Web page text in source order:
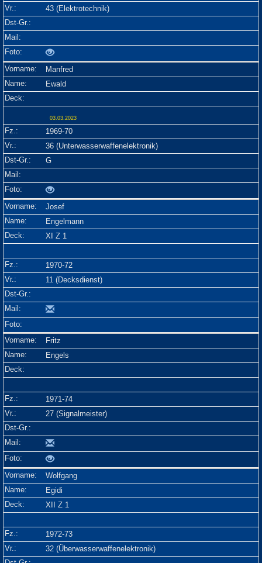
43 (Elektrotechnik)
Manfred
Ewald
03.03.2023
1969-70
36 (Unterwasserwaffenelektronik)
G
Josef
Engelmann
XI Z 1
1970-72
11 (Decksdienst)
Fritz
Engels
1971-74
27 (Signalmeister)
Wolfgang
Egidi
XII Z 1
1972-73
32 (Überwasserwaffenelektronik)